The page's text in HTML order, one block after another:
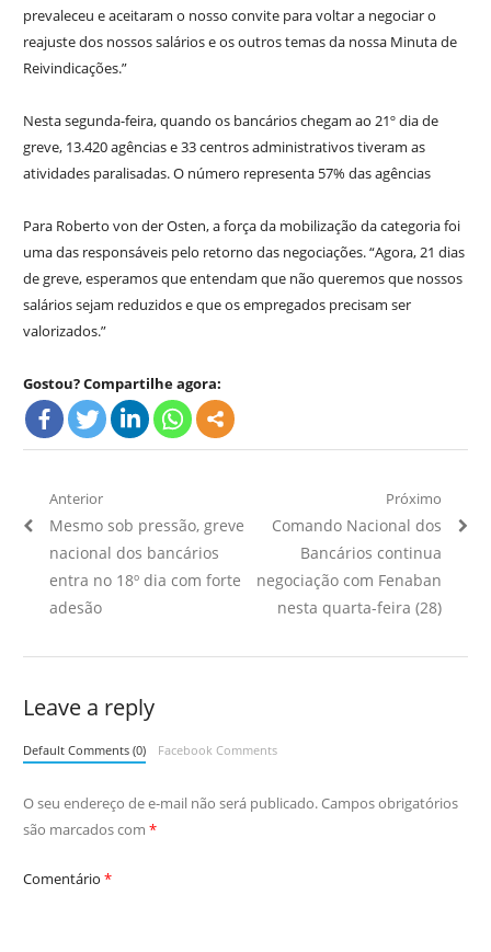
prevaleceu e aceitaram o nosso convite para voltar a negociar o
reajuste dos nossos salários e os outros temas da nossa Minuta de
Reivindicações.”
Nesta segunda-feira, quando os bancários chegam ao 21º dia de
greve, 13.420 agências e 33 centros administrativos tiveram as
atividades paralisadas. O número representa 57% das agências
Para Roberto von der Osten, a força da mobilização da categoria foi
uma das responsáveis pelo retorno das negociações. “Agora, 21 dias
de greve, esperamos que entendam que não queremos que nossos
salários sejam reduzidos e que os empregados precisam ser
valorizados.”
Gostou? Compartilhe agora:
Navegação
de
Post
Anterior
Artigo
Anterior:
Mesmo sob pressão, greve
nacional dos bancários
entra no 18º dia com forte
adesão
Próximo
Próximo
Artigo:
Comando Nacional dos
Bancários continua
negociação com Fenaban
nesta quarta-feira (28)
Leave a reply
Default Comments (0) Facebook Comments
O seu endereço de e-mail não será publicado.Campos obrigatórios
são marcados com *
Comentário *